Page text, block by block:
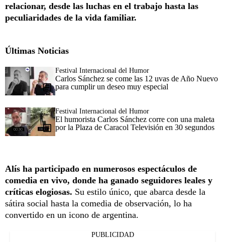
relacionar, desde las luchas en el trabajo hasta las
peculiaridades de la vida familiar.
Últimas Noticias
Festival Internacional del Humor
Carlos Sánchez se come las 12 uvas de Año Nuevo
para cumplir un deseo muy especial
Festival Internacional del Humor
El humorista Carlos Sánchez corre con una maleta
por la Plaza de Caracol Televisión en 30 segundos
Alís ha participado en numerosos espectáculos de
comedia en vivo, donde ha ganado seguidores leales y
críticas elogiosas. Su estilo único, que abarca desde la
sátira social hasta la comedia de observación, lo ha
convertido en un icono de argentina.
PUBLICIDAD